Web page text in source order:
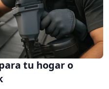
tu hogar o